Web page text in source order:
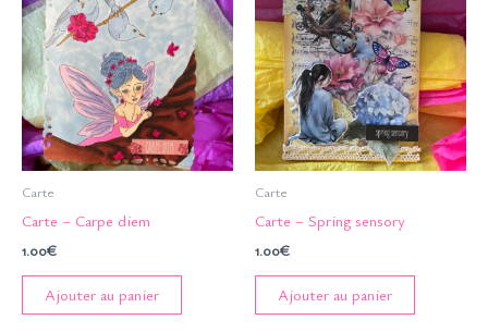
Carte
Carte – Carpe diem
1.00€
Ajouter au panier
Carte
Carte – Spring sensory
1.00€
Ajouter au panier